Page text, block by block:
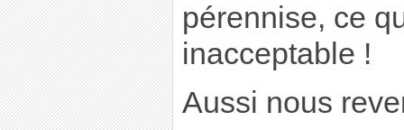
pérennise, ce
inacceptable !
Aussi nous